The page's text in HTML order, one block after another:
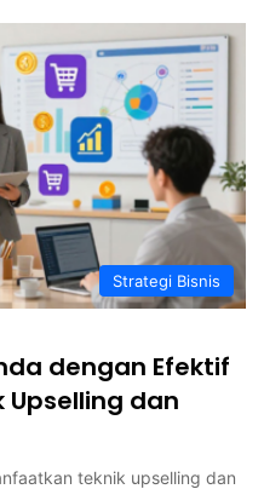
Strategi Bisnis
dengan Efektif
Upselling dan
teknik upselling dan